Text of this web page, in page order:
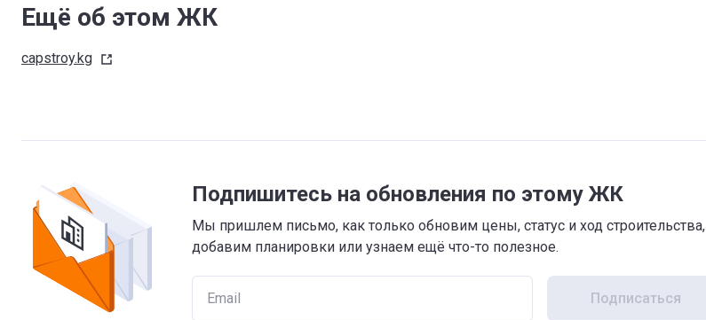
Ещё об этом ЖК
capstroy.kg
Подпишитесь на обновления по этому ЖК
Мы пришлем письмо, как только обновим цены, статус и ход строительства,
добавим планировки или узнаем ещё что-то полезное.
Подписаться